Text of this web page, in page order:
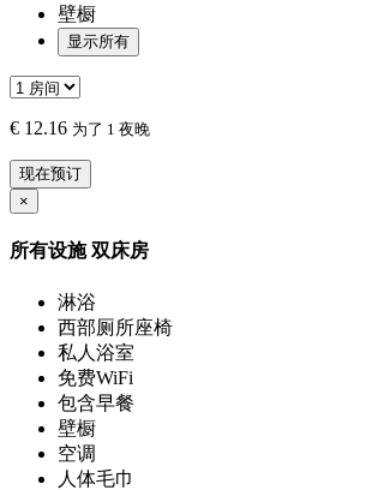
壁橱
显示所有
€ 12.16 为了 1 夜晚
现在预订
×
所有设施双床房
淋浴
西部厕所座椅
私人浴室
免费WiFi
包含早餐
壁橱
空调
人体毛巾